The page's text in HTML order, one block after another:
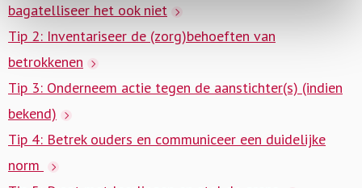
bagatelliseer het ook niet
Tip 2: Inventariseer de (zorg)behoeften van
betrokkenen
Tip 3: Onderneem actie tegen de aanstichter(s) (indien
bekend)
Tip 4: Betrek ouders en communiceer een duidelijke
norm